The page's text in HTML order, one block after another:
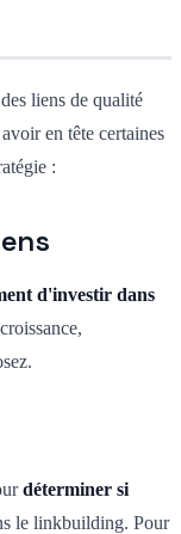
liens de qualité
en tête certaines
:
d'investir dans
déterminer si
le linkbuilding. Pour